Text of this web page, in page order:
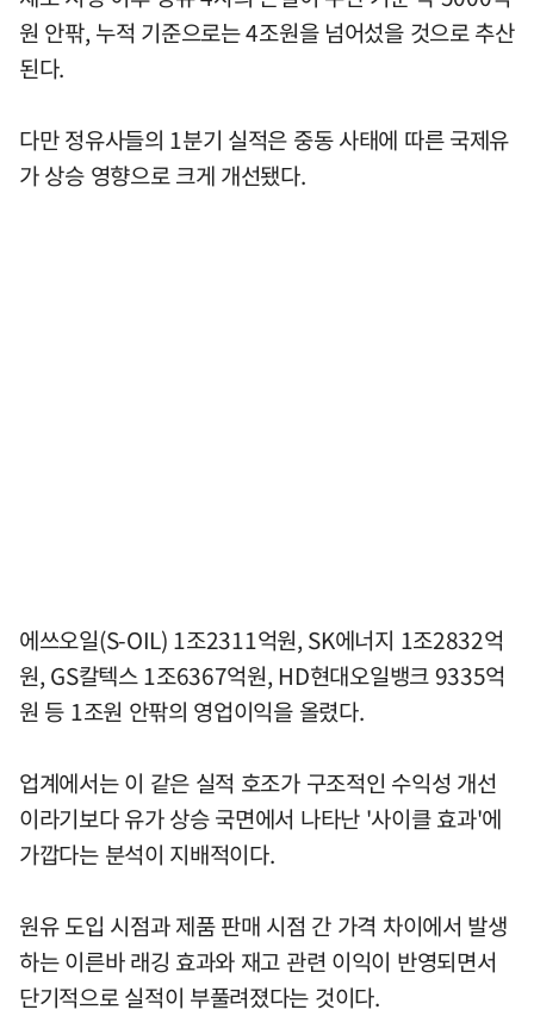
원 안팎, 누적 기준으로는 4조원을 넘어섰을 것으로 추산
된다.
다만 정유사들의 1분기 실적은 중동 사태에 따른 국제유
가 상승 영향으로 크게 개선됐다.
에쓰오일(S-OIL) 1조2311억원, SK에너지 1조2832억
원, GS칼텍스 1조6367억원, HD현대오일뱅크 9335억
원 등 1조원 안팎의 영업이익을 올렸다.
업계에서는 이 같은 실적 호조가 구조적인 수익성 개선
이라기보다 유가 상승 국면에서 나타난 '사이클 효과'에
가깝다는 분석이 지배적이다.
원유 도입 시점과 제품 판매 시점 간 가격 차이에서 발생
하는 이른바 래깅 효과와 재고 관련 이익이 반영되면서
단기적으로 실적이 부풀려졌다는 것이다.